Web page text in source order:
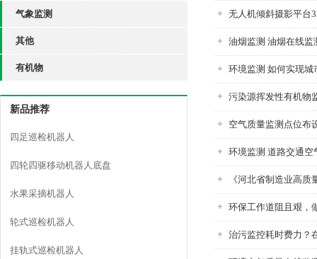
气象监测
其他
有机物
新品推荐
四足巡检机器人
四轮四驱移动机器人底盘
水果采摘机器人
轮式巡检机器人
挂轨式巡检机器人
无人机倾斜摄影平台
油烟监测 油烟在线监
环境监测 如何实现城
污染源挥发性有机物
空气质量监测点位布
环境监测 道路交通
《河北省制造业高质
环保工作道阻且艰，
治污监控耗时费力？